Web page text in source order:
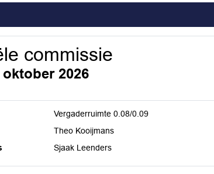
commissie
2026
Vergaderruimte 0.08/0.09
Theo Kooijmans
Sjaak Leenders